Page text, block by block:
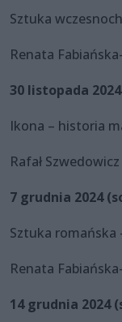
Sztuka
Renata
30 listopada
Ikona – historia
Rafał Szwedowicz
7 grudnia 2024
Sztuka
Renata
14 grudnia 2024